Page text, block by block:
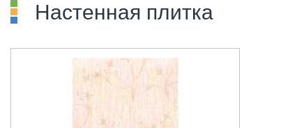
Настенная плитка